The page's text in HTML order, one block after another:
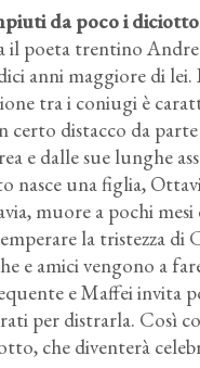
da poco i
il poeta trentino
anni maggiore di lei.
tra i coniugi è
certo distacco da
e dalle sue lunghe
nasce una figlia,
muore a pochi mesi
la tristezza di
e amici vengono a
e Maffei invita
per distrarla. Così
che diventerà